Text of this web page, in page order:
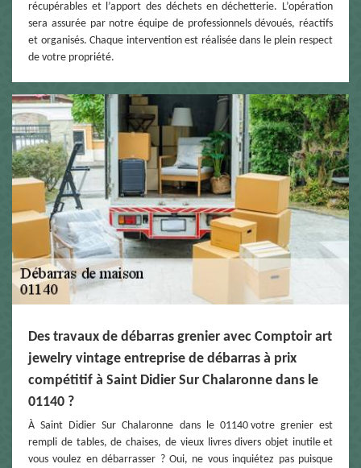
récupérables et l’apport des déchets en déchetterie. L’opération
sera assurée par notre équipe de professionnels dévoués, réactifs
et organisés. Chaque intervention est réalisée dans le plein respect
de votre propriété.
Des travaux de débarras grenier avec Comptoir art
jewelry vintage entreprise de débarras à prix
compétitif à Saint Didier Sur Chalaronne dans le
01140 ?
À Saint Didier Sur Chalaronne dans le 01140 votre grenier est
rempli de tables, de chaises, de vieux livres divers objet inutile et
vous voulez en débarrasser ? Oui, ne vous inquiétez pas puisque